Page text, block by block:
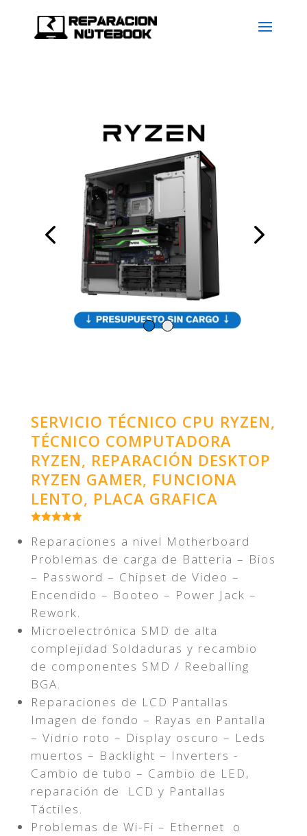
SERVICIO TÉCNICO CPU RYZEN,
TÉCNICO COMPUTADORA
RYZEN, REPARACIÓN DESKTOP
RYZEN GAMER, FUNCIONA
LENTO, PLACA GRAFICA
Reparaciones a nivel Motherboard
Problemas de carga de Batteria – Bios
– Password – Chipset de Video –
Encendido – Booteo – Power Jack –
Rework.
Microelectrónica SMD de alta
complejidad Soldaduras y recambio
de componentes SMD / Reeballing
BGA.
Reparaciones de LCD Pantallas
Imagen de fondo – Rayas en Pantalla
– Vidrio roto – Display oscuro – Leds
muertos – Backlight – Inverters -
Cambio de tubo – Cambio de LED,
reparación de LCD y Pantallas
Táctiles.
Problemas de Wi-Fi – Ethernet o